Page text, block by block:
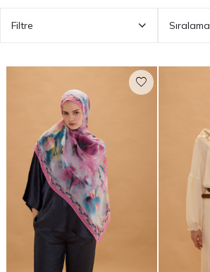
Filtre Sıralama